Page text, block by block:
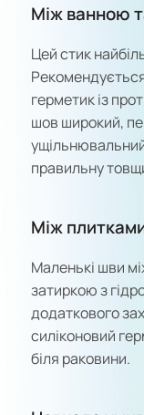
Між ванною
Цей стик
герметик із
шов широкий,
правильну
Між
Маленькі шви
затиркою з
додаткового
силіконовий
біля раковини.